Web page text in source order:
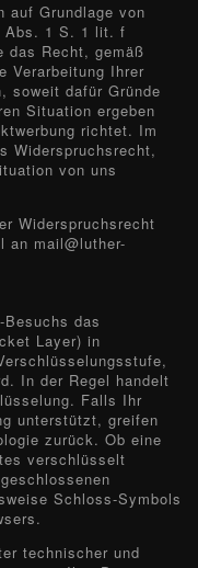
auf Grundlage von
Abs. 1 S. 1 lit. f
das Recht, gemäß
Verarbeitung Ihrer
soweit dafür Gründe
Situation ergeben
richtet. Im
Widerspruchsrecht,
von uns
Widerspruchsrecht
an mail@luther-
das
Layer) in
In der Regel handelt
Falls Ihr
unterstützt, greifen
zurück. Ob eine
verschlüsselt
Schloss-Symbols
technischer und